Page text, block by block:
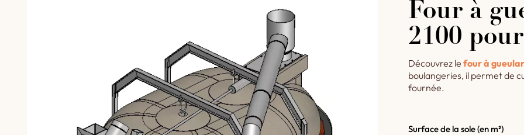
Four à
2100
Découvrez le four à
boulangeries, il permet de
fournée.
Surface de la sole (en m²)